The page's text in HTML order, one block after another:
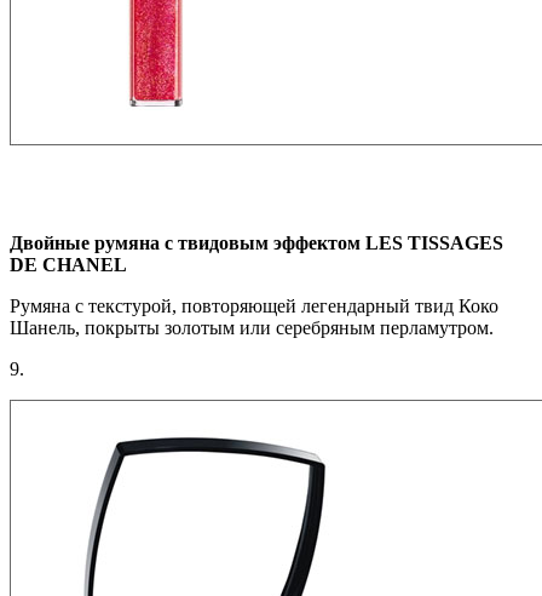
Двойные румяна с твидовым эффектом LES TISSAGES
DE CHANEL
Румяна с текстурой, повторяющей легендарный твид Коко
Шанель, покрыты золотым или серебряным перламутром.
9.